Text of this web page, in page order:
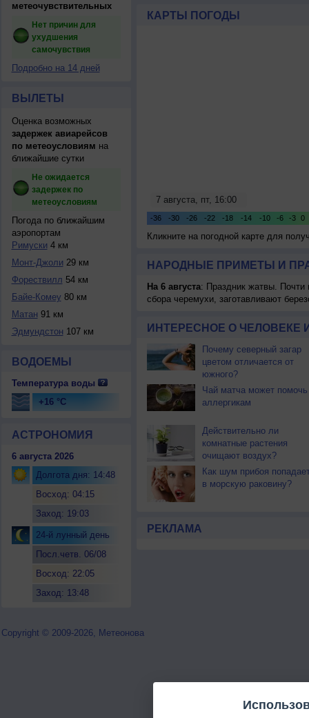
метеочувствительных
Нет причин для
ухудшения
самочувствия
Подробно на 14 дней
ВЫЛЕТЫ
Оценка возможных
задержек авиарейсов
по метеоусловиям на
ближайшие сутки
Не ожидается
задержек по
метеоусловиям
Погода по ближайшим
аэропортам
Римуски 4 км
Монт-Джоли 29 км
Форествилл 54 км
Байе-Комеу 80 км
Матан 91 км
Эдмундстон 107 км
ВОДОЕМЫ
Температура воды
+16 °C
АСТРОНОМИЯ
6 августа 2026
Долгота дня: 14:48
Восход: 04:15
Заход: 19:03
24-й лунный день
Посл.четв. 06/08
Восход: 22:05
Заход: 13:48
КАРТЫ ПОГОДЫ
Кликните на погодной карте для
НАРОДНЫЕ ПРИМЕТЫ И
На 6 августа: Праздник жатвы. Почти
сбора черемухи, заготавливают
ИНТЕРЕСНОЕ О ЧЕЛОВЕКЕ
Почему северный загар
цветом отличается от
южного?
Чай матча может помочь
аллергикам
Действительно ли
комнатные растения
очищают воздух?
Как шум прибоя
в морскую раковину?
РЕКЛАМА
Copyright © 2009-2026, Метеонова